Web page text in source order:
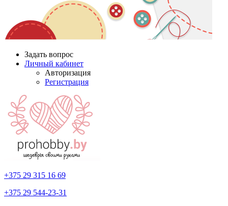
Задать вопрос
Личный кабинет
Авторизация
Регистрация
+375 29 315 16 69
+375 29 544-23-31